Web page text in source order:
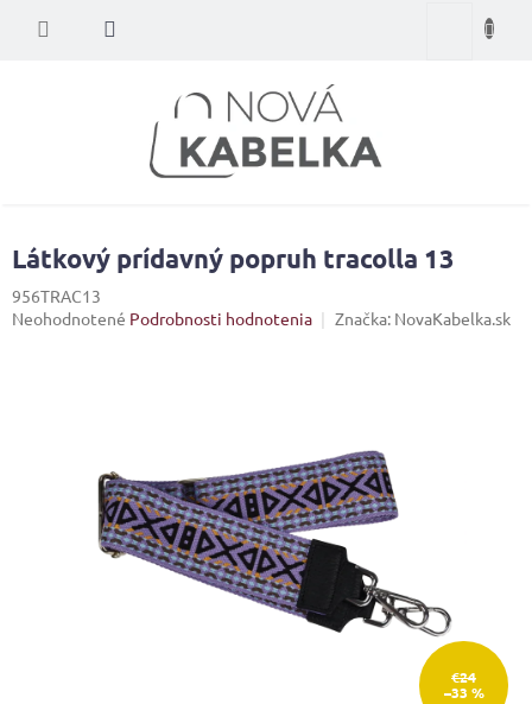
Nákupný
Látkový prídavný popruh tracolla 13
956TRAC13
Priemerné
hviezdičiek.
Neohodnotené Podrobnosti hodnotenia Značka: NovaKabelka.sk
€24
–33 %